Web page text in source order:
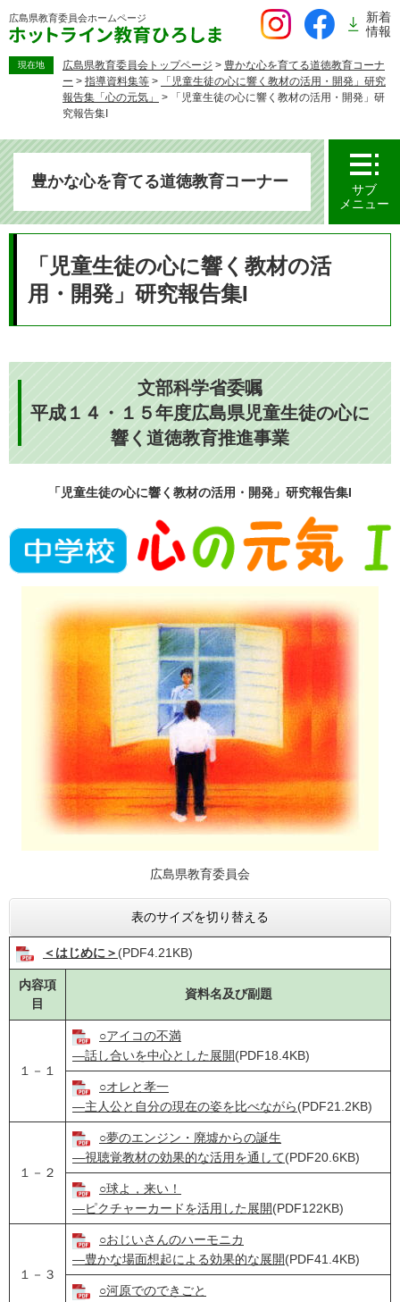
ー
す。
広島県教育委員会ホームページ
新着
情報
現在地 広島県教育委員会トップページ > 豊かな心を育てる道徳教育コーナ
ー > 指導資料集等 >
「児童生徒の心に響く教材の活用・開発」研究
報告集「心の元気」
>
「児童生徒の心に響く教材の活用・開発」研
究報告集I
豊かな心を育てる道徳教育コーナー
サブ
メニュー
「児童生徒の心に響く教材の活
用・開発」研究報告集I
文部科学省委嘱
平成１４・１５年度広島県児童生徒の心に
響く道徳教育推進事業
「児童生徒の心に響く教材の活用・開発」研究報告集I
広島県教育委員会
表のサイズを切り替える
＜はじめに＞ (PDF4.21KB)
内容項
目
資料名及び副題
１－１
○アイコの不満
―話し合いを中心とした展開(PDF18.4KB)
○オレと孝一
―主人公と自分の現在の姿を比べながら(PDF21.2KB)
１－２
○夢のエンジン・廃墟からの誕生
―視聴覚教材の効果的な活用を通して(PDF20.6KB)
○球よ，来い！
―ピクチャーカードを活用した展開(PDF122KB)
１－３
○おじいさんのハーモニカ
―豊かな場面想起による効果的な展開(PDF41.4KB)
○河原でのできごと